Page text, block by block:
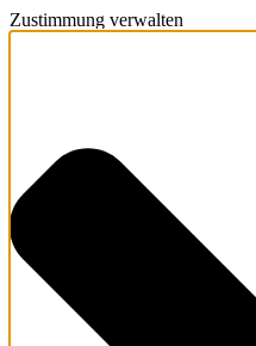
Zustimmung verwalten